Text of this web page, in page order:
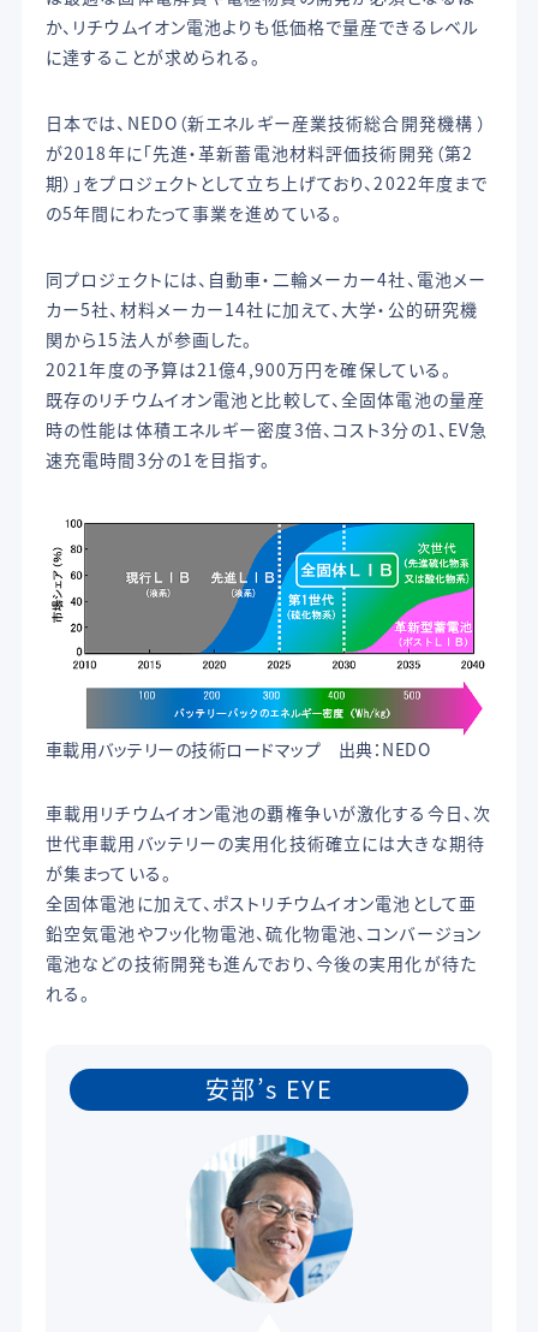
か、リチウムイオン電池よりも低価格で量産できるレベル
に達することが求められる。
日本では、NEDO（新エネルギー産業技術総合開発機構 ）
が2018年に「先進・革新蓄電池材料評価技術開発（第2
期）」をプロジェクトとして立ち上げており、2022年度まで
の5年間にわたって事業を進めている。
同プロジェクトには、自動車・二輪メーカー4社、電池メー
カー5社、材料メーカー14社に加えて、大学・公的研究機
関から15法人が参画した。
2021年度の予算は21億4,900万円を確保している。
既存のリチウムイオン電池と比較して、全固体電池の量産
時の性能は体積エネルギー密度3倍、コスト3分の1、EV急
速充電時間3分の1を目指す。
車載用バッテリーの技術ロードマップ 出典：NEDO
車載用リチウムイオン電池の覇権争いが激化する今日、次
世代車載用バッテリーの実用化技術確立には大きな期待
が集まっている。
全固体電池に加えて、ポストリチウムイオン電池として亜
鉛空気電池やフッ化物電池、硫化物電池、コンバージョン
電池などの技術開発も進んでおり、今後の実用化が待た
れる。
安部’s EYE